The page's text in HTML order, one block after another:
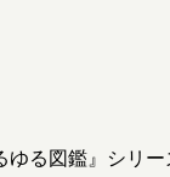
る図鑑』シリ